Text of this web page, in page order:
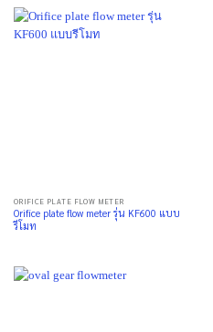
ORIFICE PLATE FLOW METER
Orifice plate flow meter รุ่น KF600 แบบ
รีโมท